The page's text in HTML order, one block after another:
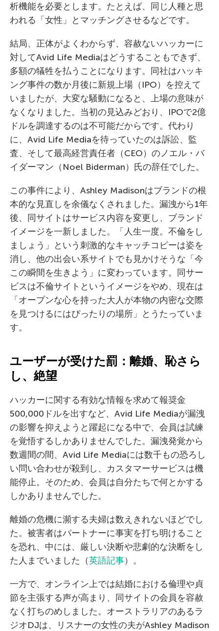
析機能を必要とします。たとえば、同じ人種と思
われる「女性」とマッチングさせるなどです。
結局、正体がよくわからず、容赦ないハッカーに
対してAvid Life Mediaはどうすることもできず、
多額の犠牲を払うことになります。同社はハッキ
ング事件の数か月後に新規上場（IPO）を控えて
いましたが、大変な騒動になると、上場の意味が
なくなりました。当初の見込みどおり、IPOで2億
ドルを調達するのは不可能だからです。代わり
に、Avid Life Mediaを待っていたのは訴訟、監
査、そして最高経営責任者（CEO）のノエル・バ
イダーマン（Noel Biderman）氏の辞任でした。
この事件により、Ashley Madisonはブランドの根
本的な見直しを余儀なくされました。漏洩から1年
後、同サイトはサービス内容を変更し、ブランド
イメージを一新しました。「人生一度。不倫をし
ましょう」という刺激的なキャッチコピーは姿を
消し、他の出会い系サイトでも見かけそうな「今
この瞬間を生きよう」に変わっています。同サー
ビスは不倫サイトというイメージをやめ、現在は
「オープンな心を持った大人が本物の内密な交際
を見つけるにはぴったりの場所」とうたっていま
す。
ユーザーが受けた罰：離婚、恥さら
し、絶望
ハッカーに関する有効な情報を求めて報奨金
500,000ドルを出すなど、Avid Life Mediaが漏洩
の影響を抑えようと躍起になる中で、会員は試練
を覚悟するしかありませんでした。漏洩発覚から
数週間の間、Avid Life Mediaには数千もの恐ろし
い問い合わせが殺到し、カスタマーサービスは機
能停止。そのため、会員は自分たちで何とかする
しかありませんでした。
離婚の危機に瀕する夫婦は数えきれないほどでし
た。被害者はパートナーに事実を打ち明けること
を恐れ、中には、厳しい決断や悲劇的な決断をし
た人までいました（英語記事）。
一方で、オンライン上では結婚における倫理や貞
節を主張する声が高まり、同サイトの会員を容赦
なく打ちのめしました。オーストラリアのあるラ
ジオDJは、リスナーの女性の夫がAshley Madison